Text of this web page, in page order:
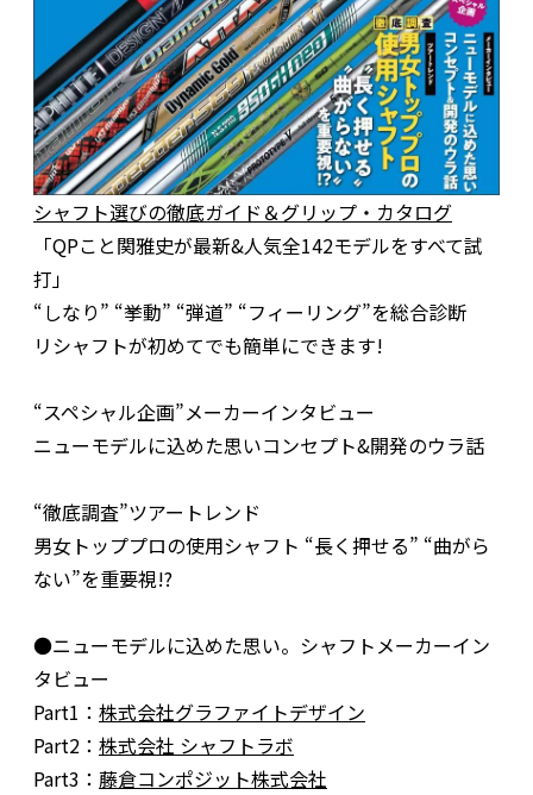
シャフト選びの徹底ガイド＆グリップ・カタログ
「QPこと関雅史が最新&人気全142モデルをすべて試
打」
“しなり” “挙動” “弾道” “フィーリング”を総合診断
リシャフトが初めてでも簡単にできます!
“スペシャル企画”メーカーインタビュー
ニューモデルに込めた思いコンセプト&開発のウラ話
“徹底調査”ツアートレンド
男女トッププロの使用シャフト “長く押せる” “曲がら
ない”を重要視!?
●ニューモデルに込めた思い。シャフトメーカーイン
タビュー
Part1： 株式会社グラファイトデザイン
Part2： 株式会社 シャフトラボ
Part3： 藤倉コンポジット株式会社